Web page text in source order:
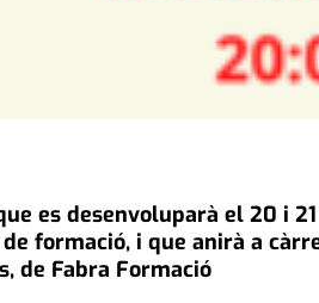
es desenvoluparà el 20 i 21
de formació, i que anirà a
de Fabra Formació